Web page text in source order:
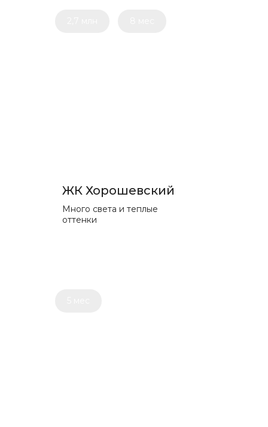
ЖК Хорошевский
Много света и теплые
оттенки